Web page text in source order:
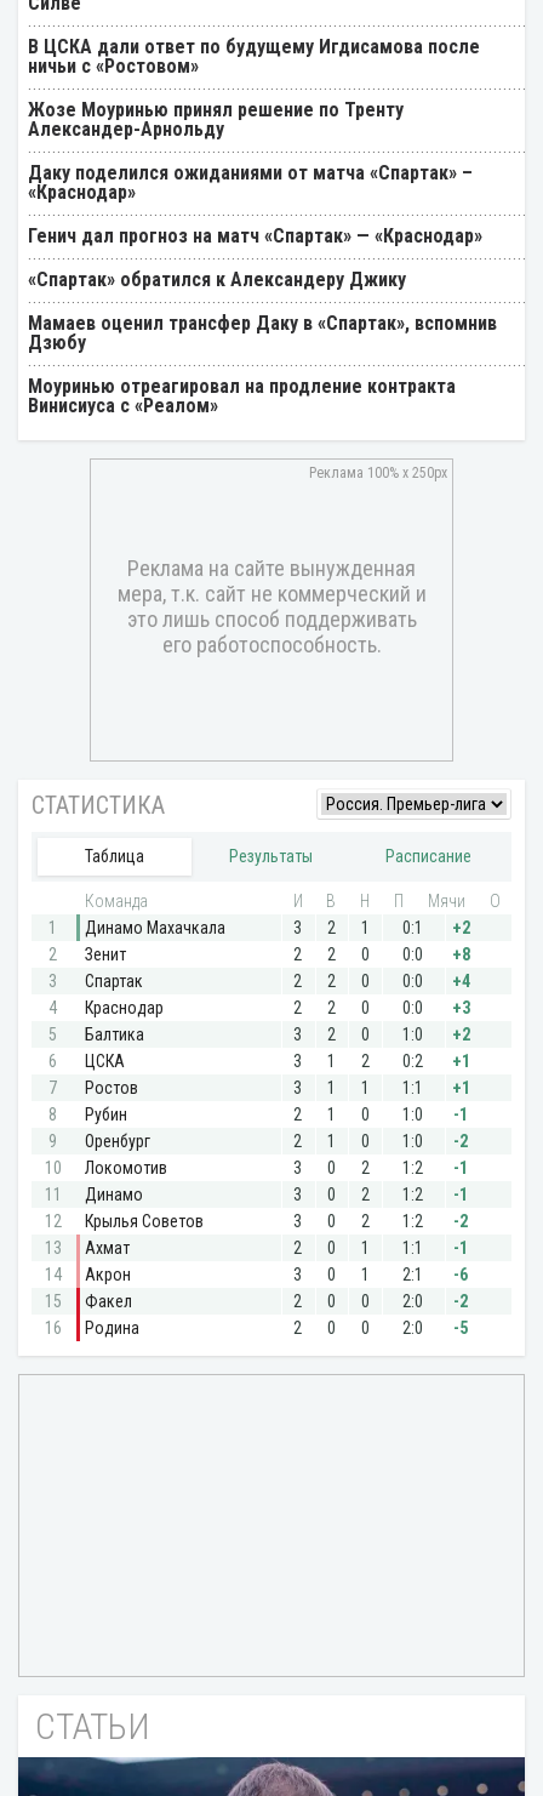
В ЦСКА дали ответ по будущему Игдисамова после
ничьи с «Ростовом»
Жозе Моуринью принял решение по Тренту
Александер-Арнольду
Даку поделился ожиданиями от матча «Спартак» –
«Краснодар»
Генич дал прогноз на матч «Спартак» — «Краснодар»
«Спартак» обратился к Александеру Джику
Мамаев оценил трансфер Даку в «Спартак», вспомнив
Дзюбу
Моуринью отреагировал на продление контракта
Винисиуса с «Реалом»
СТАТЬИ